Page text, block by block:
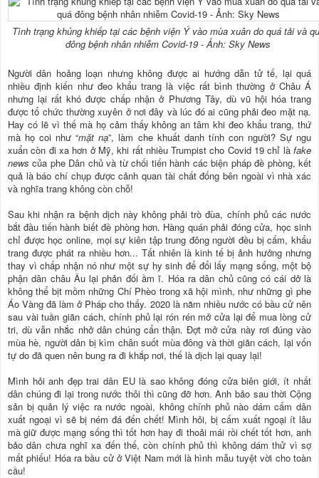
Tình trạng khủng khiếp tại các bệnh viện Ý vào mùa xuân do quá tải và
đông bệnh nhân nhiễm Covid-19 - Ảnh: Sky News
Người dân hoảng loạn nhưng không được ai hướng dẫn tử tế, lại quá
nhiều định kiến như đeo khẩu trang là việc rất bình thường ở Châu Á
nhưng lại rất khó được chấp nhận ở Phương Tây, dù vũ hội hóa trang
được tổ chức thường xuyên ở nơi đây và lúc đó ai cũng phải đeo mặt nạ.
Hay có lẽ vì thế mà họ cảm thấy không an tâm khi đeo khẩu trang, thứ
mà họ coi như “mặt nạ”, làm che khuất danh tính con người? Sự ngu
xuẩn còn đi xa hơn ở Mỹ, khi rất nhiều Trumpist cho Covid 19 chỉ là fake
news của phe Dân chủ và từ chối tiến hành các biện pháp đề phòng, kết
quả là báo chí chụp được cảnh quan tài chất đống bên ngoài vì nhà xác
và nghĩa trang không còn chỗ!
Sau khi nhận ra bệnh dịch này không phải trò đùa, chính phủ các nước
bắt đầu tiến hành biết đề phòng hơn. Hàng quán phải đóng cửa, học sinh
chỉ được học online, mọi sự kiên tập trung đông người đều bị cấm, khẩu
trang được phát ra nhiều hơn... Tất nhiên là kinh tế bị ảnh hưởng nhưng
thay vì chấp nhận nó như một sự hy sinh để đổi lấy mạng sống, một bộ
phận dân châu Âu lại phản đối ầm ĩ. Hóa ra dân chủ cũng có cái dở là
không thể bịt mồm những Chí Phèo trong xã hội mình, như những gì phe
Áo Vàng đã làm ở Pháp cho thấy. 2020 là năm nhiều nước có bầu cử nên
sau vài tuần giãn cách, chính phủ lại rón rén mở cửa lại để mua lòng cử
tri, dù vẫn nhắc nhở dân chúng cẩn thận. Đợt mở cửa này rơi đúng vào
mùa hè, người dân bị kìm chân suốt mùa đông và thời giãn cách, lại vốn
tự do đã quen nên bung ra đi khắp nơi, thế là dịch lại quay lại!
Mình hỏi anh đẹp trai dân EU là sao không đóng cửa biên giới, ít nhất
dân chúng đi lại trong nước thôi thì cũng đỡ hơn. Anh bảo sau thời Cộng
sản bị quản lý việc ra nước ngoài, không chính phủ nào dám cấm dân
xuất ngoại vì sẽ bị ném đá đến chết! Mình hỏi, bị cấm xuất ngoại ít lâu
mà giữ được mạng sống thì tốt hơn hay đi thoải mái rồi chết tốt hơn, anh
bảo dân chưa nghĩ xa đến thế, còn chính phủ thì không dám thử vì sợ
mất phiếu! Hóa ra bầu cử ở Việt Nam mới là hình mẫu tuyệt vời cho toàn
cầu!